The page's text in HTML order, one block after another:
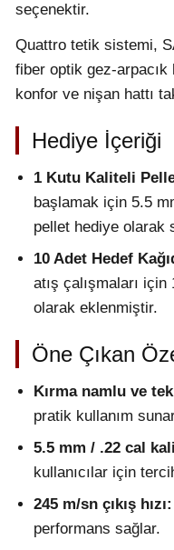
seçenektir.
Quattro tetik sistemi,
fiber optik gez-arpacık
konfor ve nişan hattı
Hediye İçeriği
1 Kutu Kaliteli
başlamak için 5.5
pellet hediye olarak
10 Adet Hedef
atış çalışmaları için
olarak eklenmiştir.
Öne Çıkan
Kırma namlu ve
pratik kullanım
5.5 mm / .22 cal
kullanıcılar için
245 m/sn çıkış hızı:
performans sağlar.